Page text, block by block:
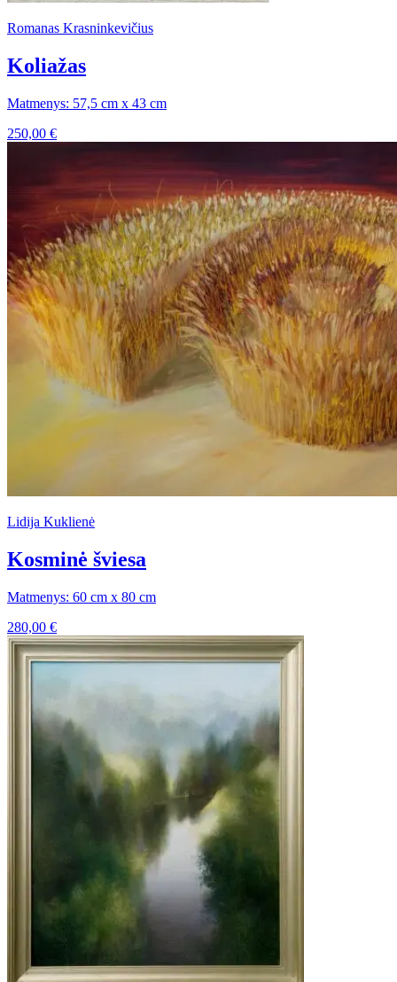
Romanas Krasninkevičius
Koliažas
Matmenys: 57,5 cm x 43 cm
250,00 €
Lidija Kuklienė
Kosminė šviesa
Matmenys: 60 cm x 80 cm
280,00 €